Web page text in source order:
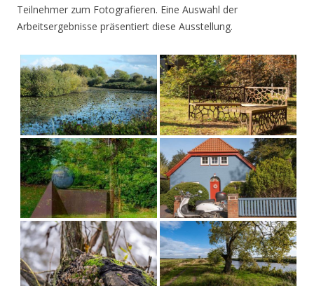
Teilnehmer zum Fotografieren. Eine Auswahl der
Arbeitsergebnisse präsentiert diese Ausstellung.